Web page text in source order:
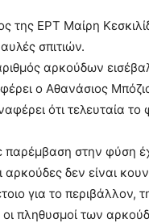
της ΕΡΤ Μαίρη
σπιτιών.
αρκούδων
ο Αθανάσιος
ότι τελευταία το
παρέμβαση στην φύση
αρκούδες δεν είναι
για το
οι πληθυσμοί των